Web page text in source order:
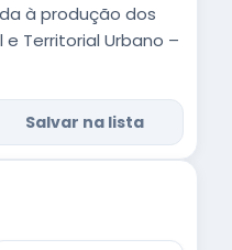
à produção dos
Territorial Urbano –
Salvar na lista